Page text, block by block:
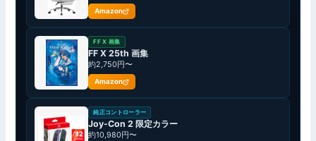
Amazon
FF X 画集
FF X 25th 画集
約2,750円〜
Amazon
純正コントローラー
Joy-Con 2 限定カラー
約10,980円〜